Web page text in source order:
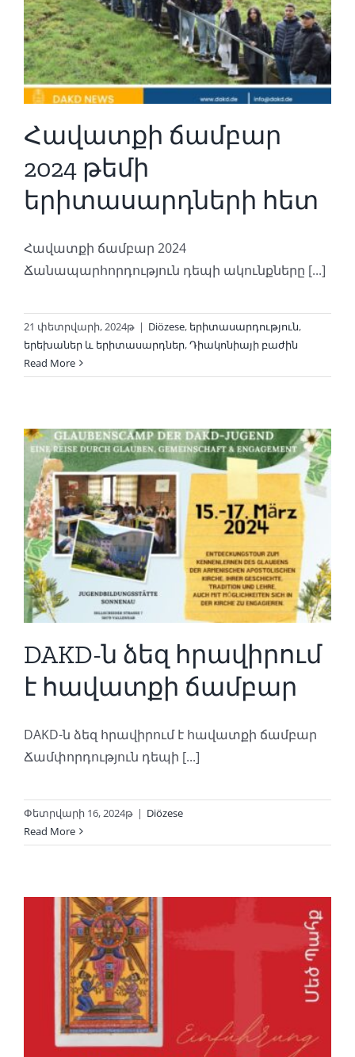
Հավատքի ճամբար
2024 թեմի
երիտասարդների հետ
Հավատքի ճամբար 2024
Ճանապարհորդություն դեպի ակունքները [...]
21 փետրվարի, 2024թ | Diözese, երիտասարդություն,
երեխաներ և երիտասարդներ,Դիակոնիայի բաժին
Read More
DAKD-ն ձեզ հրավիրում
է հավատքի ճամբար
DAKD-ն ձեզ հրավիրում է հավատքի ճամբար
Ճամփորդություն դեպի [...]
Փետրվարի 16, 2024թ | Diözese
Read More